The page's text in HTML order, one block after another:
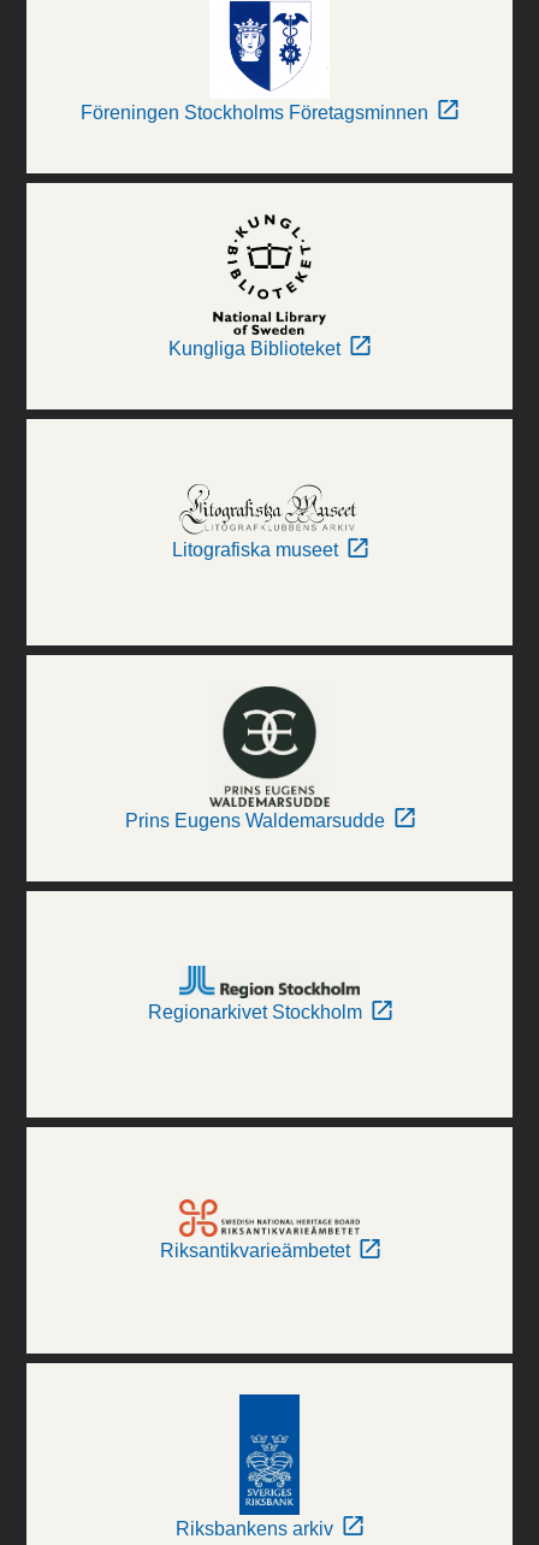
Föreningen Stockholms Företagsminnen
Kungliga Biblioteket
Litografiska museet
Prins Eugens Waldemarsudde
Regionarkivet Stockholm
Riksantikvarieämbetet
Riksbankens arkiv